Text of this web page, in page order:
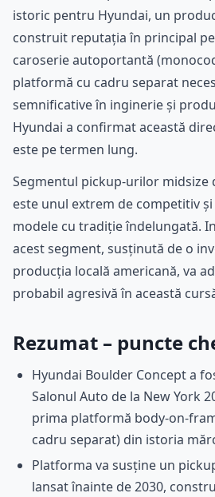
istoric pentru Hyundai, un
construit reputația în principal
caroserie autoportantă
platformă cu cadru separat
semnificative în inginerie și
Hyundai a confirmat această
este pe termen lung.
Segmentul pickup-urilor midsize
este unul extrem de competitiv
modele cu tradiție îndelungată.
acest segment, susținută de o
producția locală americană, va
probabil agresivă în această
Rezumat – puncte
Hyundai Boulder Concept a
Salonul Auto de la New York
prima platformă body-on-
cadru separat) din istoria
Platforma va susține un
lansat înainte de 2030,